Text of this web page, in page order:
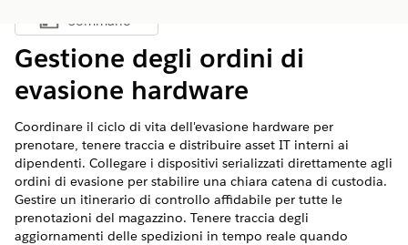
Mostra sommario
Sommario
Gestione degli ordini di
evasione hardware
Coordinare il ciclo di vita dell'evasione hardware per
prenotare, tenere traccia e distribuire asset IT interni ai
dipendenti. Collegare i dispositivi serializzati direttamente agli
ordini di evasione per stabilire una chiara catena di custodia.
Gestire un itinerario di controllo affidabile per tutte le
prenotazioni del magazzino. Tenere traccia degli
aggiornamenti delle spedizioni in tempo reale quando